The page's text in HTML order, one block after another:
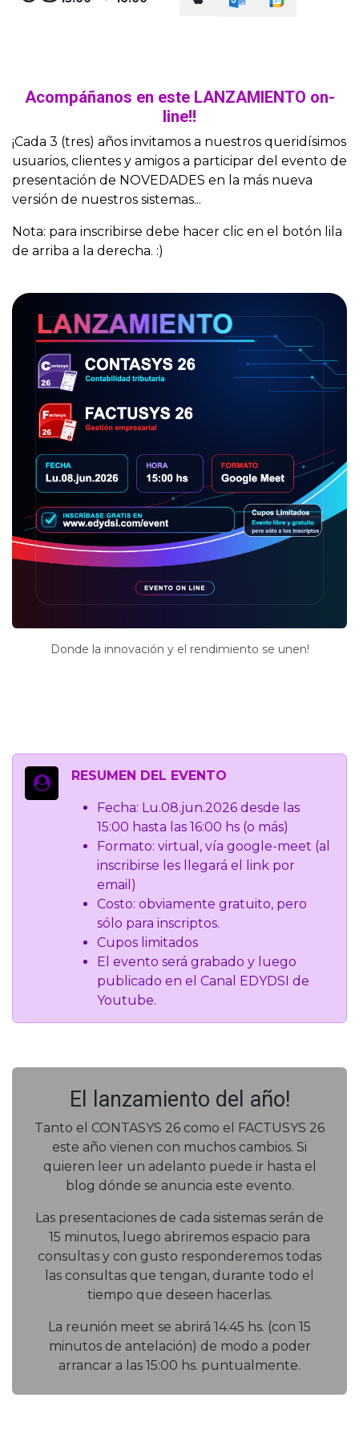
Acompáñanos en este LANZAMIENTO on-
line!!
¡Cada 3 (tres) años invitamos a nuestros queridísimos
usuarios, clientes y amigos a participar del evento de
presentación de NOVEDADES en la más nueva
versión de nuestros sistemas...
Nota: para inscribirse debe hacer clic en el botón lila
de arriba a la derecha. :)
Donde la innovación y el rendimiento se unen!
RESUMEN DEL EVENTO
Fecha: Lu.08.jun.2026 desde las
15:00 hasta las 16:00 hs (o más)
Formato: virtual, vía google-meet (al
inscribirse les llegará el link por
email)
Costo: obviamente gratuito, pero
sólo para inscriptos.
Cupos limitados
El evento será grabado y luego
publicado en el Canal EDYDSI de
Youtube.
El lanzamiento del año!
Tanto el CONTASYS 26 como el FACTUSYS 26
este año vienen con muchos cambios. Si
quieren leer un adelanto puede ir hasta el
blog dónde se anuncia este evento.
Las presentaciones de cada sistemas serán de
15 minutos, luego abriremos espacio para
consultas y con gusto responderemos todas
las consultas que tengan, durante todo el
tiempo que deseen hacerlas.
La reunión meet se abrirá 14:45 hs. (con 15
minutos de antelación) de modo a poder
arrancar a las 15:00 hs. puntualmente.